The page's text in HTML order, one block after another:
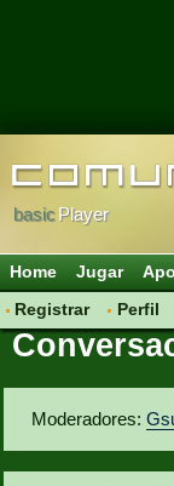
basicPlayer
Home Jugar
Registrar
Perfil
Moderadores: